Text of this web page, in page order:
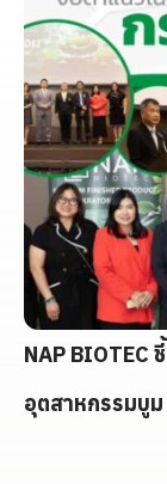
NAP BIOTEC
อุตสาหกรรมบูม